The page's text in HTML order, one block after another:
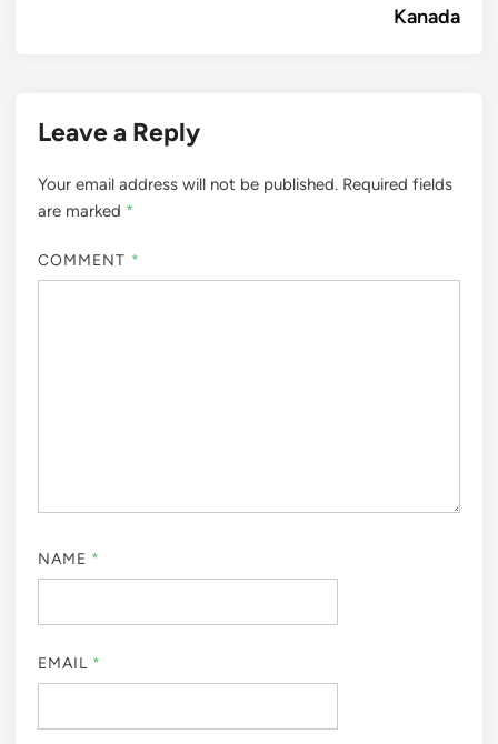
Kanada
Leave a Reply
Your email address will not be published. Required fields
are marked *
COMMENT *
NAME *
EMAIL *